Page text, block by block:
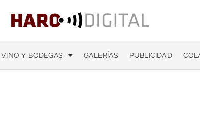
VINO Y BODEGAS GALERÍAS PUBLICIDAD